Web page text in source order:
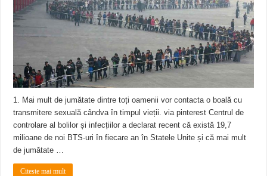
1. Mai mult de jumătate dintre toți oamenii vor contacta o boală cu
transmitere sexuală cândva în timpul vieții. via pinterest Centrul de
controlare al bolilor și infecțiilor a declarat recent că există 19,7
milioane de noi BTS-uri în fiecare an în Statele Unite și că mai mult
de jumătate …
Citeste mai mult